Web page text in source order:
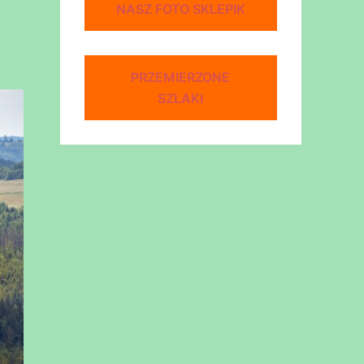
NASZ FOTO SKLEPIK
PRZEMIERZONE
SZLAKI